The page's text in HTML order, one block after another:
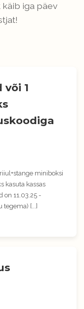
iga päev
1
miniboksi
kasuta kassas
on 11.03.25 -
tegema) [...]